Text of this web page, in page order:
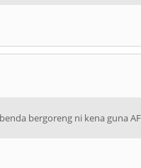
bergoreng ni kena guna